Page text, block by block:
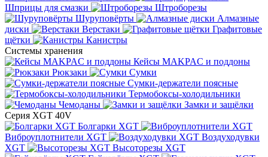
Шприцы для смазки
Штроборезы
Шуруповёрты
Алмазные
диски
Верстаки
Графитовые
щётки
Канистры
Системы хранения
Кейсы MAKPAC и поддоны
Рюкзаки
Сумки
Сумки-держатели поясные
Термобоксы-холодильники
Чемоданы
Замки и защёлки
Серия XGT 40V
Болгарки XGT
Виброуплотнители XGT
Воздуходувки
XGT
Высоторезы XGT